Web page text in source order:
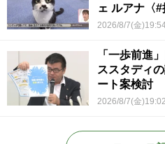
ェ ルアナ〈#
2026/8/7(金
「一歩前進
ススタディ
ート案検討
2026/8/7(金)19:02